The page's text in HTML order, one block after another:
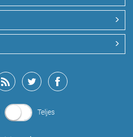
Teljes